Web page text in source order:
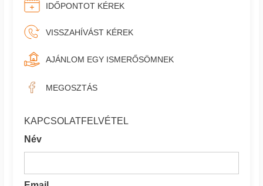
IDŐPONTOT KÉREK
VISSZAHÍVÁST KÉREK
AJÁNLOM EGY ISMERŐSÖMNEK
MEGOSZTÁS
KAPCSOLATFELVÉTEL
Név